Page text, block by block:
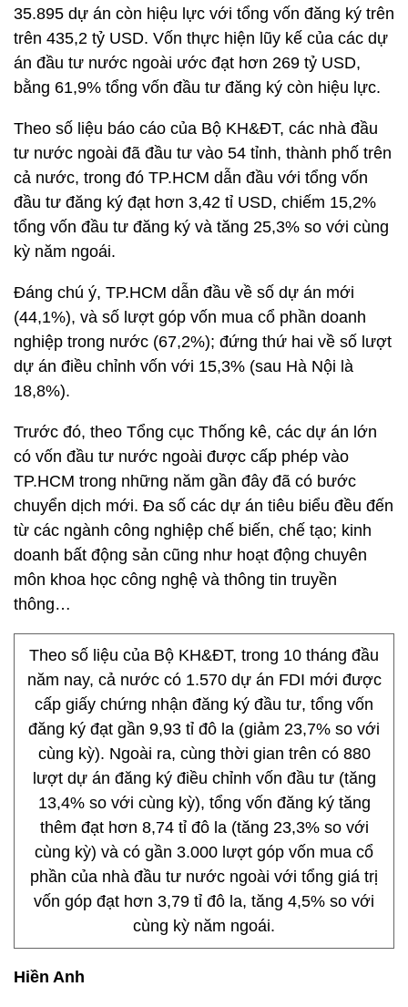
35.895 dự án còn hiệu lực với tổng vốn đăng ký trên
trên 435,2 tỷ USD. Vốn thực hiện lũy kế của các dự
án đầu tư nước ngoài ước đạt hơn 269 tỷ USD,
bằng 61,9% tổng vốn đầu tư đăng ký còn hiệu lực.
Theo số liệu báo cáo của Bộ KH&ĐT, các nhà đầu
tư nước ngoài đã đầu tư vào 54 tỉnh, thành phố trên
cả nước, trong đó TP.HCM dẫn đầu với tổng vốn
đầu tư đăng ký đạt hơn 3,42 tỉ USD, chiếm 15,2%
tổng vốn đầu tư đăng ký và tăng 25,3% so với cùng
kỳ năm ngoái.
Đáng chú ý, TP.HCM dẫn đầu về số dự án mới
(44,1%), và số lượt góp vốn mua cổ phần doanh
nghiệp trong nước (67,2%); đứng thứ hai về số lượt
dự án điều chỉnh vốn với 15,3% (sau Hà Nội là
18,8%).
Trước đó, theo Tổng cục Thống kê, các dự án lớn
có vốn đầu tư nước ngoài được cấp phép vào
TP.HCM trong những năm gần đây đã có bước
chuyển dịch mới. Đa số các dự án tiêu biểu đều đến
từ các ngành công nghiệp chế biến, chế tạo; kinh
doanh bất động sản cũng như hoạt động chuyên
môn khoa học công nghệ và thông tin truyền
thông…
Theo số liệu của Bộ KH&ĐT, trong 10 tháng đầu
năm nay, cả nước có 1.570 dự án FDI mới được
cấp giấy chứng nhận đăng ký đầu tư, tổng vốn
đăng ký đạt gần 9,93 tỉ đô la (giảm 23,7% so với
cùng kỳ). Ngoài ra, cùng thời gian trên có 880
lượt dự án đăng ký điều chỉnh vốn đầu tư (tăng
13,4% so với cùng kỳ), tổng vốn đăng ký tăng
thêm đạt hơn 8,74 tỉ đô la (tăng 23,3% so với
cùng kỳ) và có gần 3.000 lượt góp vốn mua cổ
phần của nhà đầu tư nước ngoài với tổng giá trị
vốn góp đạt hơn 3,79 tỉ đô la, tăng 4,5% so với
cùng kỳ năm ngoái.
Hiền Anh